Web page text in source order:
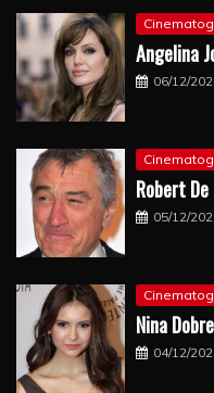
Angelina
06/12/
Robert
05/12/
Nina
04/12/